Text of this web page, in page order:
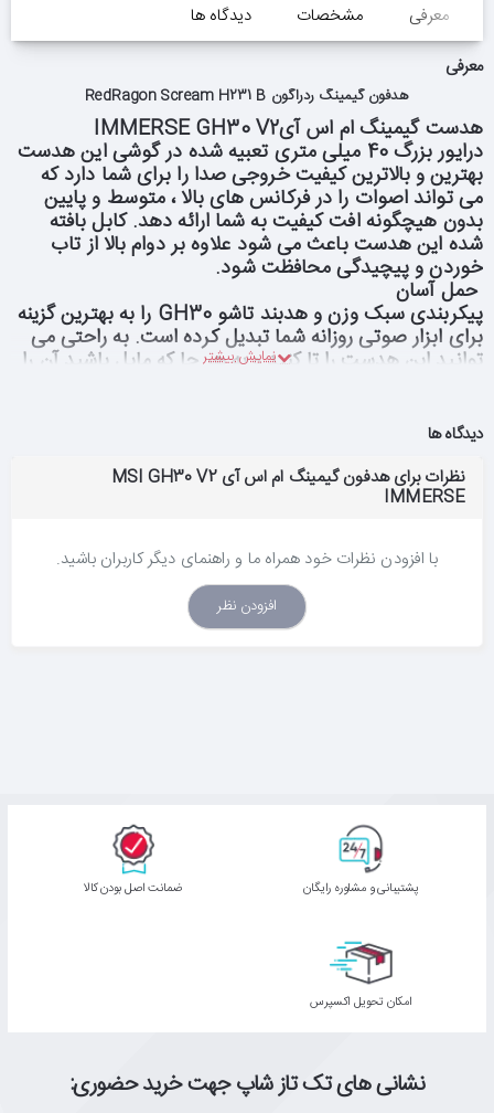
معرفی مشخصات
دیدگاه ها
معرفی
هدفون گیمینگ ردراگون RedRagon Scream H231 B
هدست گیمینگ ام اس آیIMMERSE GH30 V2
درایور بزرگ 40 میلی متری تعبیه شده در گوشی این هدست
بهترین و بالاترین کیفیت خروجی صدا را برای شما دارد که
می تواند اصوات را در فرکانس های بالا ، متوسط و پایین
بدون هیچگونه افت کیفیت به شما ارائه دهد. کابل بافته
شده این هدست باعث می شود علاوه بر دوام بالا از تاب
خوردن و پیچیدگی محافظت شود.
حمل آسان
پیکربندی سبک وزن و هدبند تاشو GH30 را به بهترین گزینه
برای ابزار صوتی روزانه شما تبدیل کرده است. به راحتی می
توانید این هدست را تا کنید و به هر جا که مایل باشید آن را
میکروفون یک طرفه
ارتباط را شفاف و موثر نگه می دارد. هر زمانی که می‌خواهید
با موسیقی استراحت کنید، میکروفون را جدا کنید
برد کنترل
عملکرد میکروفون را بی صدا کنید. همه این ها به وسیله ی
برد کنترل روی کابل امکان پذیر است.
دیدگاه ها
نظرات برای هدفون گیمینگ ام اس آی MSI GH30 V2
IMMERSE
با افزودن نظرات خود همراه ما و راهنمای دیگر کاربران باشید.
افزودن نظر
پشتیبانی و مشاوره رایگان ﺿﻤﺎﻧﺖ اﺻﻞ ﺑﻮدن ﮐﺎﻟﺎ
اﻣﮑﺎن ﺗﺤﻮﯾﻞ اﮐﺴﭙﺮس
نشانی های تک تاز شاپ جهت خرید حضوری: